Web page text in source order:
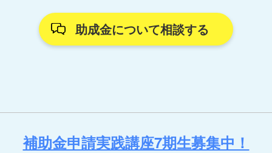
助成金について相談する
補助金申請実践講座7期生募集中！